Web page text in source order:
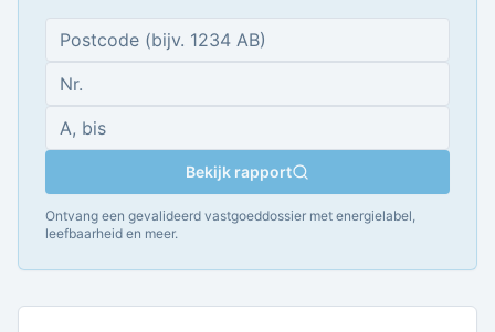
Bekijk rapport
Ontvang een gevalideerd vastgoeddossier met energielabel,
leefbaarheid en meer.